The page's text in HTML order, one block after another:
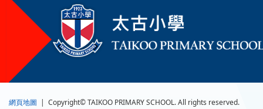
網頁地圖 | Copyright© TAIKOO PRIMARY SCHOOL. All rights reserved.